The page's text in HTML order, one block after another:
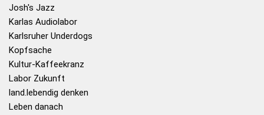
Josh's Jazz
Karlas Audiolabor
Karlsruher Underdogs
Kopfsache
Kultur-Kaffeekranz
Labor Zukunft
land.lebendig denken
Leben danach